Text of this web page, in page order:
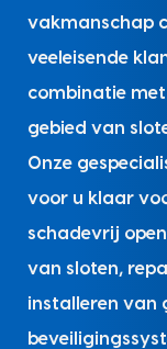
vakmanschap
veeleisende
combinatie
gebied van
Onze
voor u klaar
schadevrij
van sloten,
installeren van